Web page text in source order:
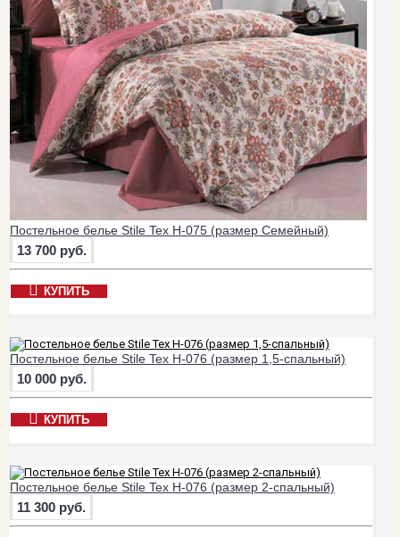
Постельное белье Stile Tex H-075 (размер Семейный)
13 700 руб.
КУПИТЬ
Постельное белье Stile Tex H-076 (размер 1,5-спальный)
10 000 руб.
КУПИТЬ
Постельное белье Stile Tex H-076 (размер 2-спальный)
11 300 руб.